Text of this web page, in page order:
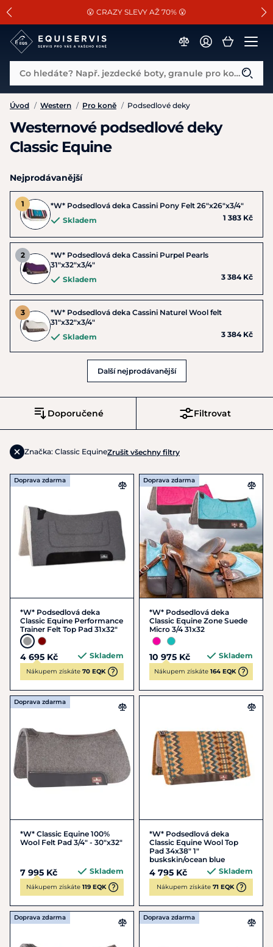
SLEVA 13% na vše od Cassini!
😮 CRAZY SLEVY AŽ 70% 😮
📐Pasování a doplňky k vybraným sedlům ZDARMA 🐴
Co hledáte? Např. jezdecké boty, granule pro koně...
Úvod / Western / Pro koně / Podsedlové deky
Westernové podsedlové deky
Classic Equine
Nejprodávanější
*W* Podsedlová deka Cassini Pony Felt 26"x26"x3/4"
Skladem
1 383 Kč
*W* Podsedlová deka Cassini Purpel Pearls
31"x32"x3/4"
Skladem
3 384 Kč
*W* Podsedlová deka Cassini Naturel Wool felt
31"x32"x3/4"
Skladem
3 384 Kč
Další nejprodávanější
Filtrovat
Doporučené
Značka: Classic EquineZrušit všechny filtry
Doprava zdarma
*W* Podsedlová deka
Classic Equine Performance
Trainer Felt Top Pad 31x32"
4 695 Kč Skladem
Nákupem získáte 70 EQK
Doprava zdarma
*W* Podsedlová deka
Classic Equine Zone Suede
Micro 3/4 31x32
10 975 Kč Skladem
Nákupem získáte 164 EQK
Doprava zdarma
*W* Classic Equine 100%
Wool Felt Pad 3/4" - 30"x32"
7 995 Kč Skladem
Nákupem získáte 119 EQK
*W* Podsedlová deka
Classic Equine Wool Top
Pad 34x38" 1"
buskskin/ocean blue
4 795 Kč Skladem
Nákupem získáte 71 EQK
Doprava zdarma Doprava zdarma